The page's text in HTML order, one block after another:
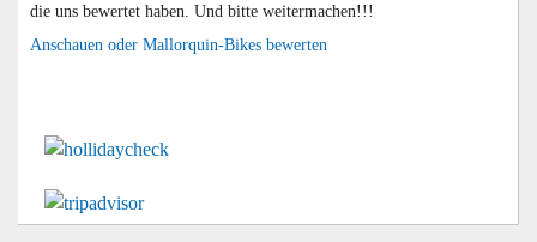
die uns bewertet haben. Und bitte weitermachen!!!
Anschauen oder Mallorquin-Bikes bewerten